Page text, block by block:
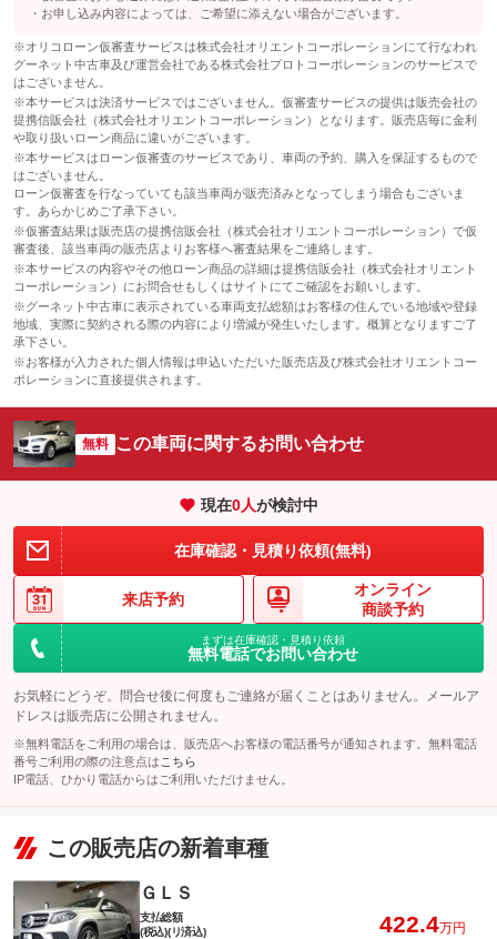
お申し込み内容によっては、ご希望に添えない場合がございます。
※オリコローン仮審査サービスは株式会社オリエントコーポレーションにて行なわれ
グーネット中古車及び運営会社である株式会社プロトコーポレーションのサービスで
はございません。
※本サービスは決済サービスではございません。仮審査サービスの提供は販売会社の
提携信販会社（株式会社オリエントコーポレーション）となります。販売店毎に金利
や取り扱いローン商品に違いがございます。
※本サービスはローン仮審査のサービスであり、車両の予約、購入を保証するもので
はございません。
ローン仮審査を行なっていても該当車両が販売済みとなってしまう場合もございま
す。あらかじめご了承下さい。
※仮審査結果は販売店の提携信販会社（株式会社オリエントコーポレーション）で仮
審査後、該当車両の販売店よりお客様へ審査結果をご連絡します。
※本サービスの内容やその他ローン商品の詳細は提携信販会社（株式会社オリエント
コーポレーション）にお問合せもしくはサイトにてご確認をお願いします。
※グーネット中古車に表示されている車両支払総額はお客様の住んでいる地域や登録
地域、実際に契約される際の内容により増減が発生いたします。概算となりますご了
承下さい。
※お客様が入力された個人情報は申込いただいた販売店及び株式会社オリエントコー
ポレーションに直接提供されます。
無料 この車両に関するお問い合わせ
現在0人が検討中
在庫確認・見積り依頼(無料)
来店予約
オンライン
商談予約
まずは在庫確認・見積り依頼
無料電話でお問い合わせ
お気軽にどうぞ。問合せ後に何度もご連絡が届くことはありません。メールア
ドレスは販売店に公開されません。
※無料電話をご利用の場合は、販売店へお客様の電話番号が通知されます。無料電話
番号ご利用の際の注意点は こちら
IP電話、ひかり電話からはご利用いただけません。
この販売店の新着車種
ＧＬＳ
支払総額
(税込)(リ済込)
422.4万円